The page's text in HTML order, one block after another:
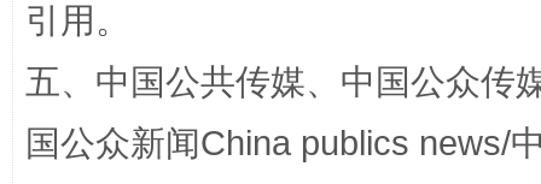
扯下公款旅游的“隐身衣” 如何以
引用。
五、中国公共传媒、中国公众传
国公众新闻China publics news/